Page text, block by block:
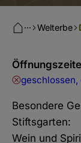
Welterbe
···
geschlossen,
Besondere
Stiftsgarten:
Wein und